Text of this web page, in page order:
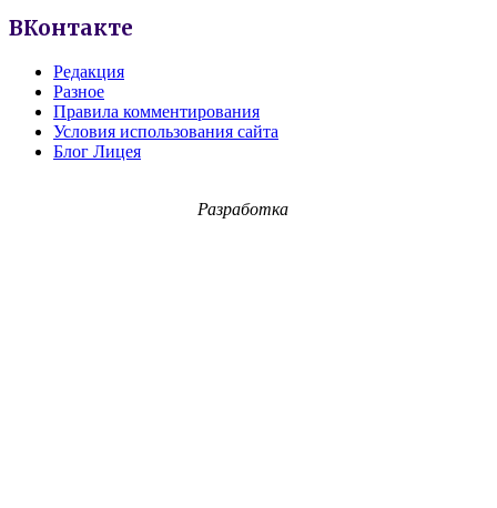
ВКонтакте
Редакция
Разное
Правила комментирования
Условия использования сайта
Блог Лицея
Разработка